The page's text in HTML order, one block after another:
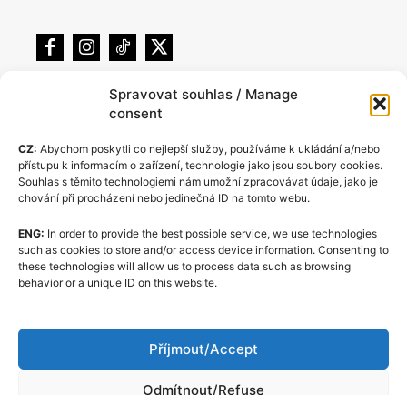
Spravovat souhlas / Manage
consent
CZ: Abychom poskytli co nejlepší služby, používáme k ukládání a/nebo
přístupu k informacím o zařízení, technologie jako jsou soubory cookies.
Souhlas s těmito technologiemi nám umožní zpracovávat údaje, jako je
chování při procházení nebo jedinečná ID na tomto webu.
ENG: In order to provide the best possible service, we use technologies
such as cookies to store and/or access device information. Consenting to
these technologies will allow us to process data such as browsing
behavior or a unique ID on this website.
Příjmout/Accept
Odmítnout/Refuse
Zásady cookies (EU)
GDPR
Redakční kodex